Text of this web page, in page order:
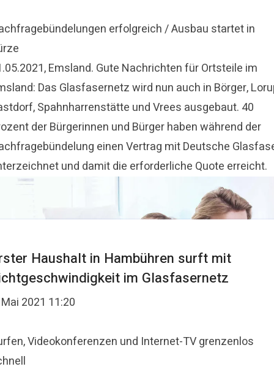
erfolgreich / Ausbau startet in
Emsland. Gute Nachrichten für Ortsteile im
Das Glasfasernetz wird nun auch in Börger,
Spahnharrenstätte und Vrees ausgebaut. 40
der Bürgerinnen und Bürger haben während der
einen Vertrag mit Deutsche
und damit die erforderliche Quote erreicht.
Haushalt in Hambühren surft mit
im Glasfasernetz
2021 11:20
Videokonferenzen und Internet-TV grenzenlos